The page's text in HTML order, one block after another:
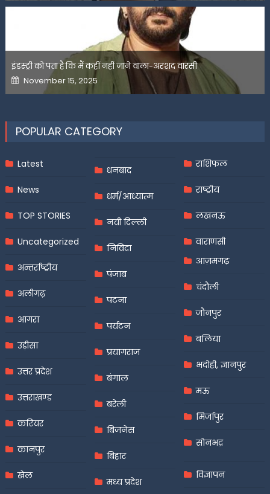
इंडस्ट्री को पता है कि मैं कहीं नहीं जाने वाला-अरशद वारसी
Posted
on
November 15, 2025
POPULAR CATEGORY
Latest
News
TOP STORIES
Uncategorized
अन्तर्राष्ट्रीय
अलीगढ़
आगरा
उड़ीसा
उत्तर प्रदेश
उत्तराखण्ड
करियर
कानपुर
खेल
धनबाद
धर्म/आध्यात्म
नयी दिल्ली
निविदा
पंजाब
पटना
पर्यटन
प्रयागराज
बंगाल
बरेली
बिजनेस
बिहार
मध्य प्रदेश
राशिफल
राष्ट्रीय
लखनऊ
वाराणसी
आज़मगढ़
चंदौली
जौनपुर
बलिया
भदोही, ज्ञानपुर
मऊ
मिर्जापुर
सोनभद्र
विज्ञापन